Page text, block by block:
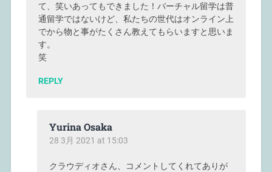
て、笑いあってもできました！バーチャル留学は普
通留学ではないけど、私たちの世代はオンライン上
でから物と事がたくさん教えてもらいますと思いま
す。
笑
REPLY
Yurina Osaka
28 3月 2021 at 15:03
クラウディオさん、コメントしてくれてありが